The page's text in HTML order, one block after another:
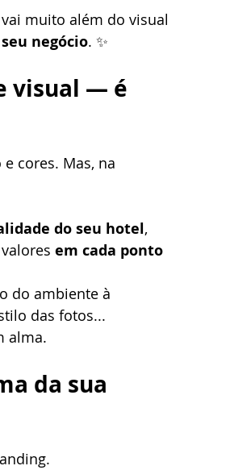
muito além do visual
negócio. ✨
visual — é
cores. Mas, na
do seu hotel,
em cada ponto
do ambiente à
das fotos...
alma.
da sua